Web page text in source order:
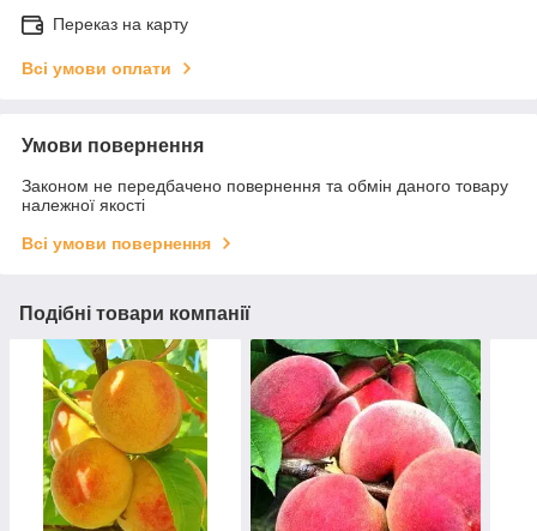
Переказ на карту
Всі умови оплати
Умови повернення
Законом не передбачено повернення та обмін даного товару
належної якості
Всі умови повернення
Подібні товари компанії